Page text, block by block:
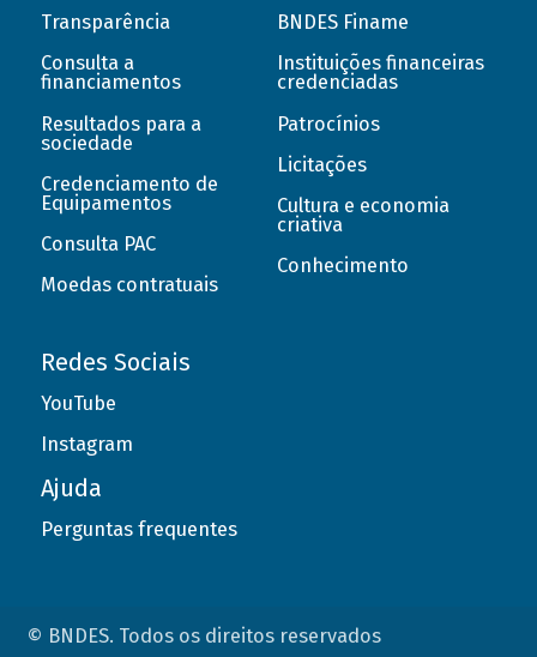
Transparência
Consulta a
financiamentos
Resultados para a
sociedade
Credenciamento de
Equipamentos
Consulta PAC
Moedas contratuais
BNDES Finame
Instituições financeiras
credenciadas
Patrocínios
Licitações
Cultura e economia
criativa
Conhecimento
Redes Sociais
YouTube
Instagram
Ajuda
Perguntas frequentes
© BNDES. Todos os direitos reservados